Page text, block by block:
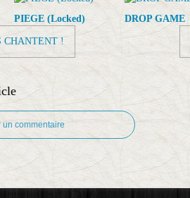
PIEGE (Locked) DROP GAME
CHANTENT !
un commentaire